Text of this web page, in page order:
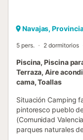
Navajas,
5 pers. 2 dormitorios
Piscina, Piscina
Terraza, Aire
cama, Toallas
Situación Camping
pintoresco pueblo
(Comunidad
parques naturales